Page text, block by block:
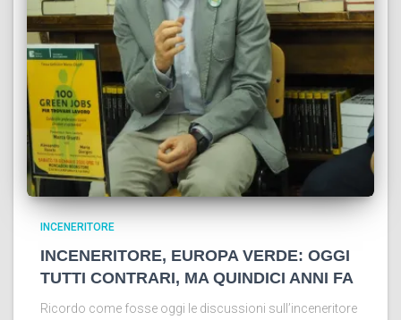
INCENERITORE
INCENERITORE, EUROPA VERDE: OGGI
TUTTI CONTRARI, MA QUINDICI ANNI FA
Ricordo come fosse oggi le discussioni sull’inceneritore